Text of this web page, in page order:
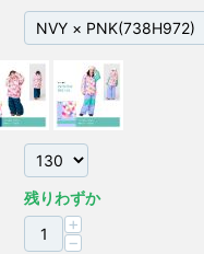
残りわずか
+
−